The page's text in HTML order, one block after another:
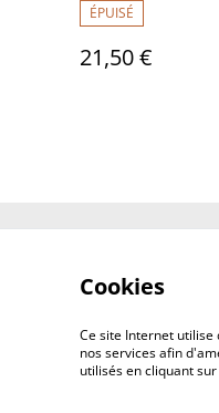
ÉPUISÉ
21,50 €
©2026
Cookies
Ce site Internet utilise
nos services afin
utilisés en cliquant